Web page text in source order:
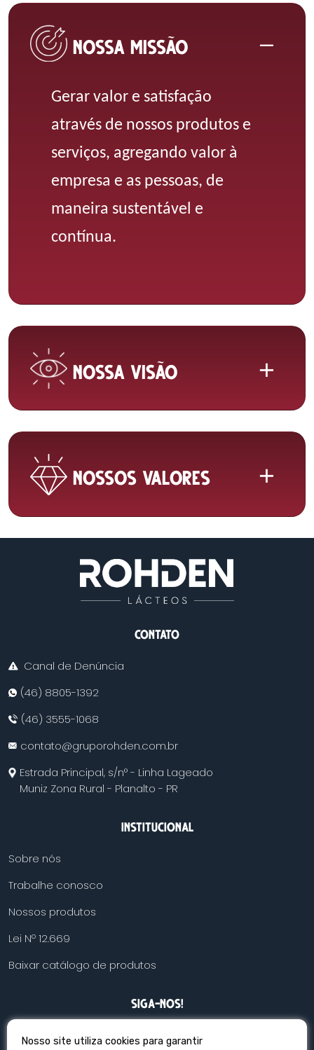
NOSSA MISSÃO
Gerar valor e satisfação
através de nossos produtos e
serviços, agregando valor à
empresa e as pessoas, de
maneira sustentável e
contínua.
NOSSA VISÃO
NOSSOS VALORES
CONTATO
Canal de Denúncia
(46) 8805-1392
(46) 3555-1068
contato@gruporohden.com.br
Estrada Principal, s/n° - Linha Lageado
Muniz Zona Rural - Planalto - PR
INSTITUCIONAL
Sobre nós
Trabalhe conosco
Nossos produtos
Lei Nº 12.669
Baixar catálogo de produtos
SIGA-NOS!
Nosso site utiliza cookies para garantir